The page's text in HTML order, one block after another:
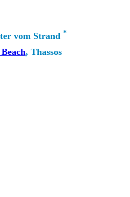
vom Strand *
, Thassos